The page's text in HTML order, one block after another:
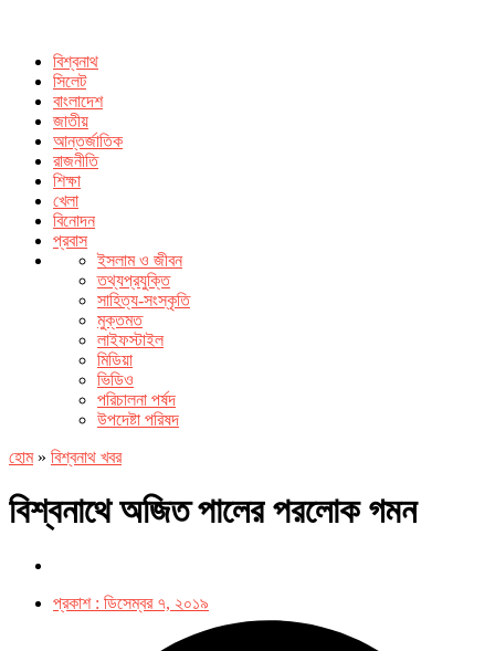
বিশ্বনাথ
সিলেট
বাংলাদেশ
জাতীয়
আন্তর্জাতিক
রাজনীতি
শিক্ষা
খেলা
বিনোদন
প্রবাস
ইসলাম ও জীবন
তথ্যপ্রযুক্তি
সাহিত্য-সংস্কৃতি
মুক্তমত
লাইফস্টাইল
মিডিয়া
ভিডিও
পরিচালনা পর্ষদ
উপদেষ্টা পরিষদ
হোম» বিশ্বনাথ খবর
বিশ্বনাথে অজিত পালের পরলোক গমন
প্রকাশ : ডিসেম্বর ৭, ২০১৯